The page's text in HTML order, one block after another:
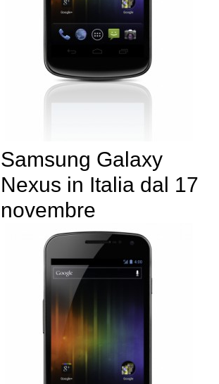
Samsung Galaxy
Nexus in Italia dal 17
novembre